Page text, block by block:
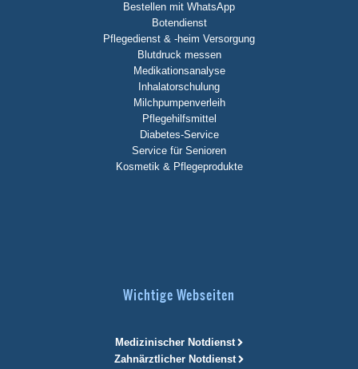
Bestellen mit WhatsApp
Botendienst
Pflegedienst & -heim Versorgung
Blutdruck messen
Medikationsanalyse
Inhalatorschulung
Milchpumpenverleih
Pflegehilfsmittel
Diabetes-Service
Service für Senioren
Kosmetik & Pflegeprodukte
Wichtige Webseiten
Medizinischer Notdienst
Zahnärztlicher Notdienst